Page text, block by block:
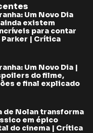
Um Novo Dia
existem
para contar
Parker | Crítica
Um Novo Dia |
do filme,
e final explicado
de Nolan transforma
em épico
do cinema | Crítica